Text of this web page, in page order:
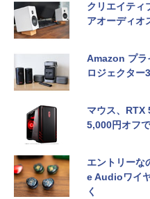
クリエイティ
アオーディオ
Amazon プラ
ロジェクター
マウス、RTX
5,000円オフ
エントリー
e Audioワイ
く